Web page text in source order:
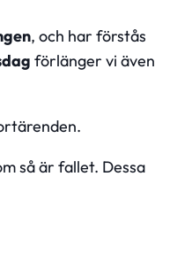
, och har förstås
förlänger vi även
så är fallet. Dessa